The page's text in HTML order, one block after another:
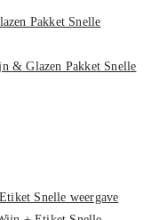
Snelle
Snelle
Snelle weergave